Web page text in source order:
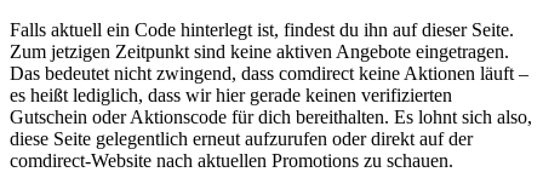
Falls aktuell ein Code hinterlegt ist, findest du ihn auf dieser Seite.
Zum jetzigen Zeitpunkt sind keine aktiven Angebote eingetragen.
Das bedeutet nicht zwingend, dass comdirect keine Aktionen läuft –
es heißt lediglich, dass wir hier gerade keinen verifizierten
Gutschein oder Aktionscode für dich bereithalten. Es lohnt sich also,
diese Seite gelegentlich erneut aufzurufen oder direkt auf der
comdirect-Website nach aktuellen Promotions zu schauen.